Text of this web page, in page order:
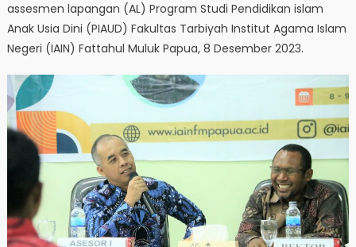
assesmen lapangan (AL) Program Studi Pendidikan islam
Anak Usia Dini (PIAUD) Fakultas Tarbiyah Institut Agama Islam
Negeri (IAIN) Fattahul Muluk Papua, 8 Desember 2023.